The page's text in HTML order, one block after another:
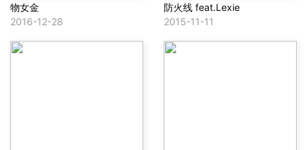
物女金
2016-12-28
防火线 feat.Lexie
2015-11-11